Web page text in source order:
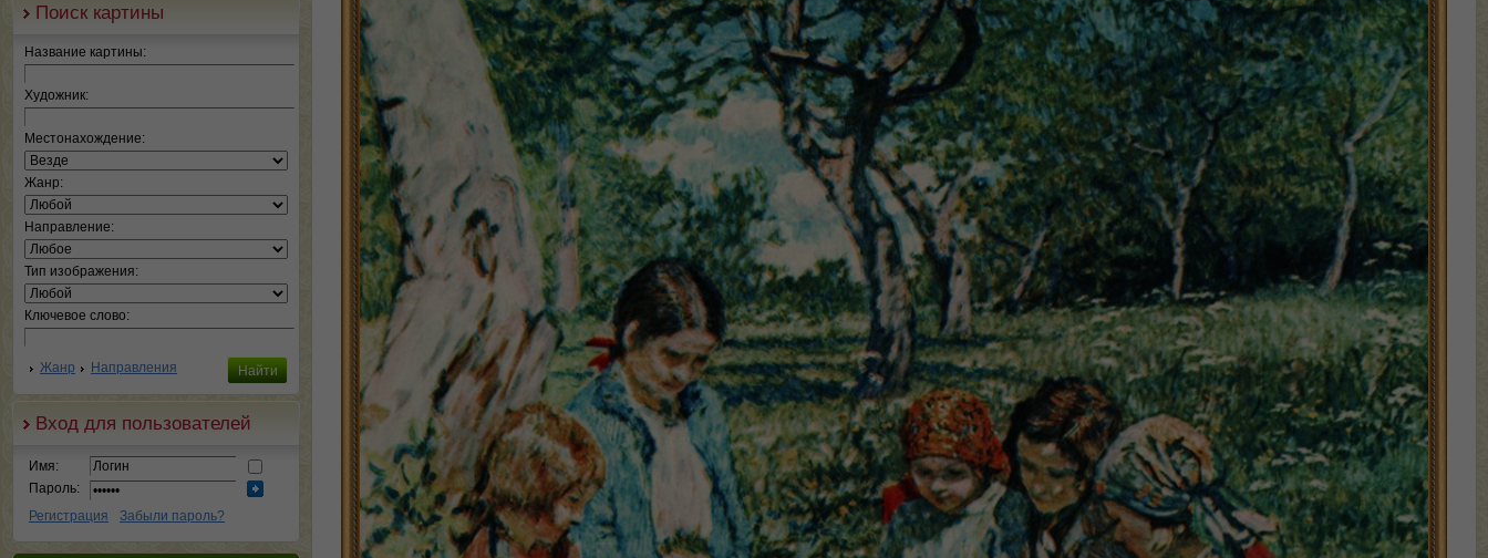
Поиск картины
Название картины:
Художник:
Местонахождение:
Жанр:
Направление:
Тип изображения:
Ключевое слово:
Жанр Направления
Вход для пользователей
Имя:
Пароль:
Регистрация
Забыли пароль?